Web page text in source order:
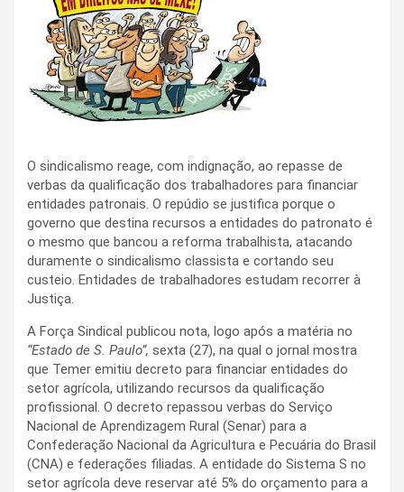
O sindicalismo reage, com indignação, ao repasse de
verbas da qualificação dos trabalhadores para financiar
entidades patronais. O repúdio se justifica porque o
governo que destina recursos a entidades do patronato é
o mesmo que bancou a reforma trabalhista, atacando
duramente o sindicalismo classista e cortando seu
custeio. Entidades de trabalhadores estudam recorrer à
Justiça.
A Força Sindical publicou nota, logo após a matéria no
“Estado de S. Paulo”, sexta (27), na qual o jornal mostra
que Temer emitiu decreto para financiar entidades do
setor agrícola, utilizando recursos da qualificação
profissional. O decreto repassou verbas do Serviço
Nacional de Aprendizagem Rural (Senar) para a
Confederação Nacional da Agricultura e Pecuária do Brasil
(CNA) e federações filiadas. A entidade do Sistema S no
setor agrícola deve reservar até 5% do orçamento para a